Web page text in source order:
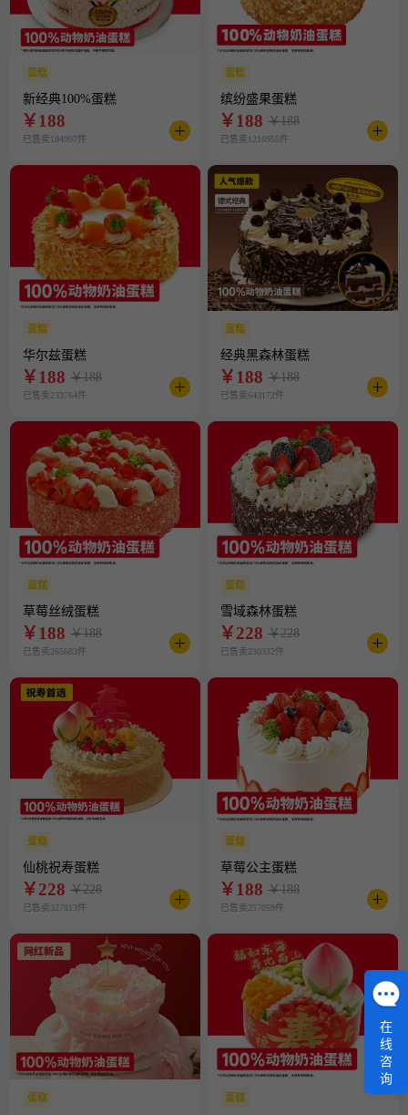
蛋糕
新经典100%蛋糕
￥188
已售卖184997件
蛋糕
缤纷盛果蛋糕
￥188 ￥188
已售卖1216955件
蛋糕
华尔兹蛋糕
￥188 ￥188
已售卖233764件
蛋糕
经典黑森林蛋糕
￥188 ￥188
已售卖643172件
蛋糕
草莓丝绒蛋糕
￥188 ￥188
已售卖265683件
蛋糕
雪域森林蛋糕
￥228 ￥228
已售卖230332件
蛋糕
仙桃祝寿蛋糕
￥228 ￥228
已售卖327813件
蛋糕
草莓公主蛋糕
￥188 ￥188
已售卖257059件
蛋糕 蛋糕
在
线
咨
询